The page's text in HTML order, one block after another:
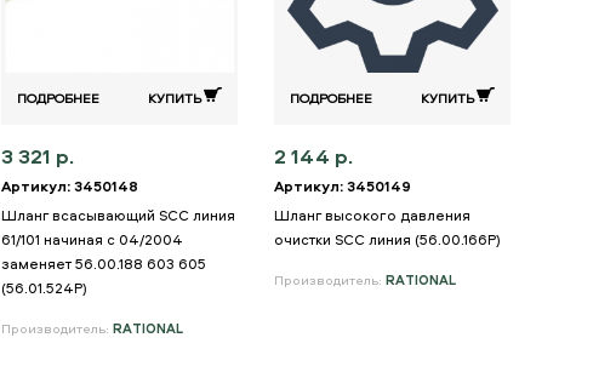
ПОДРОБНЕЕ КУПИТЬ
3 321 р.
Артикул: 3450148
Шланг всасывающий SCC линия
61/101 начиная с 04/2004
заменяет 56.00.188 603 605
(56.01.524P)
Производитель: RATIONAL
ПОДРОБНЕЕ КУПИТЬ
2 144 р.
Артикул: 3450149
Шланг высокого давления
очистки SCC линия (56.00.166P)
Производитель: RATIONAL